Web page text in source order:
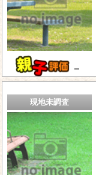
－
現地未調査